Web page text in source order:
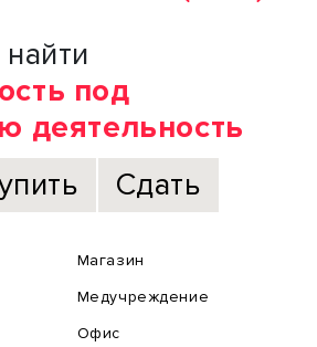
под
деятельность
Сдать
Магазин
Медучреждение
Офис